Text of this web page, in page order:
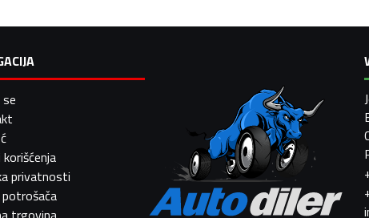
privatnosti